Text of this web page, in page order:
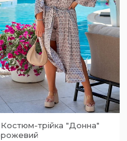
Костюм-трійка "Донна"
рожевий